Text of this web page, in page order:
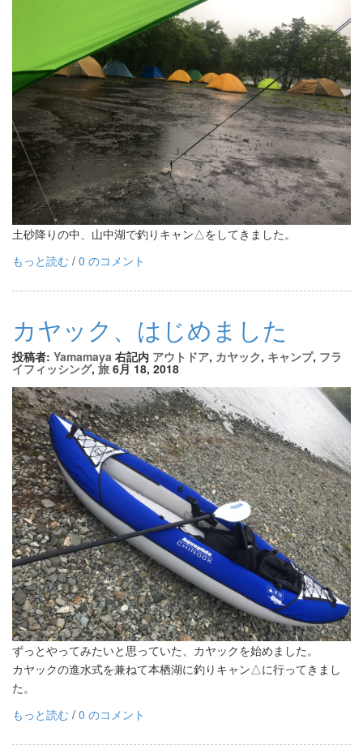
土砂降りの中、山中湖で釣りキャン△をしてきました。
もっと読む / 0 のコメント
カヤック、はじめました
投稿者: Yamamaya 右記内 アウトドア, カヤック, キャンプ, フラ
イフィッシング, 旅 6月 18, 2018
ずっとやってみたいと思っていた、カヤックを始めました。
カヤックの進水式を兼ねて本栖湖に釣りキャン△に行ってきまし
た。
もっと読む / 0 のコメント